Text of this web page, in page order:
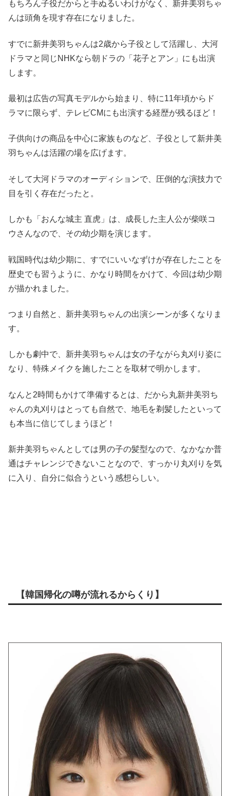
もちろん子役だからと手ぬるいわけがなく、新井美羽ちゃ
んは頭角を現す存在になりました。
すでに新井美羽ちゃんは2歳から子役として活躍し、大河
ドラマと同じNHKなら朝ドラの「花子とアン」にも出演
します。
最初は広告の写真モデルから始まり、特に11年頃からド
ラマに限らず、テレビCMにも出演する経歴が残るほど！
子供向けの商品を中心に家族ものなど、子役として新井美
羽ちゃんは活躍の場を広げます。
そして大河ドラマのオーディションで、圧倒的な演技力で
目を引く存在だったと。
しかも「おんな城主 直虎」は、成長した主人公が柴咲コ
ウさんなので、その幼少期を演じます。
戦国時代は幼少期に、すでにいいなずけが存在したことを
歴史でも習うように、かなり時間をかけて、今回は幼少期
が描かれました。
つまり自然と、新井美羽ちゃんの出演シーンが多くなりま
す。
しかも劇中で、新井美羽ちゃんは女の子ながら丸刈り姿に
なり、特殊メイクを施したことを取材で明かします。
なんと2時間もかけて準備するとは、だから丸新井美羽ち
ゃんの丸刈りはとっても自然で、地毛を剃髪したといって
も本当に信じてしまうほど！
新井美羽ちゃんとしては男の子の髪型なので、なかなか普
通はチャレンジできないことなので、すっかり丸刈りを気
に入り、自分に似合うという感想らしい。
【韓国帰化の噂が流れるからくり】